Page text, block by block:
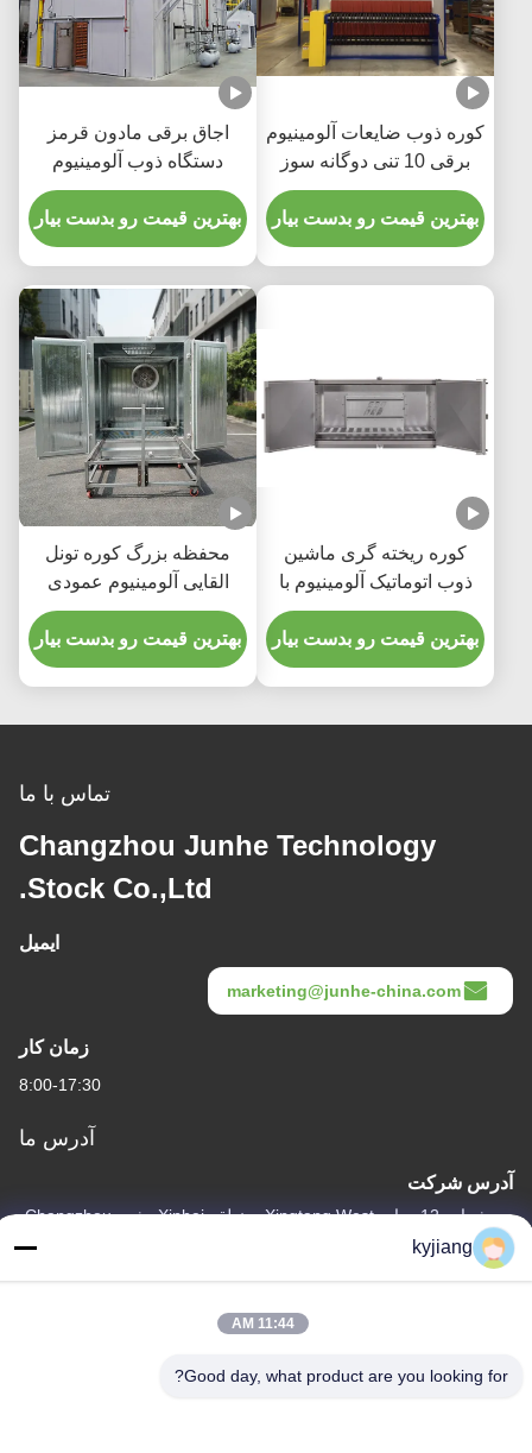
کوره ذوب ضایعات آلومینیوم
برقی 10 تنی دوگانه سوز
بهترین قیمت رو بدست بیار
اجاق برقی مادون قرمز
دستگاه ذوب آلومینیوم
القایی
بهترین قیمت رو بدست بیار
کوره ریخته گری ماشین
ذوب اتوماتیک آلومینیوم با
صدای کم
بهترین قیمت رو بدست بیار
محفظه بزرگ کوره تونل
القایی آلومینیوم عمودی
بهترین قیمت رو بدست بیار
تماس با ما
Changzhou Junhe Technology
Stock Co.,Ltd.
ایمیل
marketing@junhe-china.com
زمان کار
8:00-17:30
آدرس ما
آدرس شرکت
شماره 12، جاده Xingtang West، منطقه Xinbei، شهر Changzhou،
آدرس کارخانه
kyjiang
11:44 AM
Good day, what product are you looking for?